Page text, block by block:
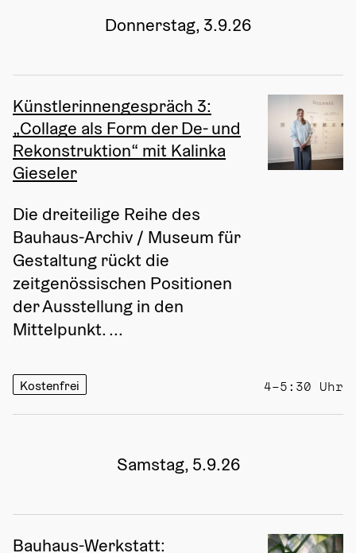
Donnerstag, 3.9.26
Künstlerinnengespräch 3:
„Collage als Form der De- und
Rekonstruktion“ mit Kalinka
Gieseler
Die dreiteilige Reihe des
Bauhaus-Archiv / Museum für
Gestaltung rückt die
zeitgenössischen Positionen
der Ausstellung in den
Mittelpunkt. ...
Kostenfrei 4–5:30 Uhr
Samstag, 5.9.26
Bauhaus-Werkstatt: